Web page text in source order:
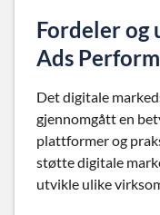
Fordeler og
Ads
Det digitale
gjennomgått en
plattformer og
støtte digitale
utvikle ulike